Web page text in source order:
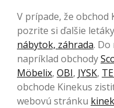
V prípade, že obchod
pozrite si ďalšie
nábytok, záhrada.
napríklad obchody
Möbelix, OBI, JYSK,
obchode Kinekus
webovú stránku